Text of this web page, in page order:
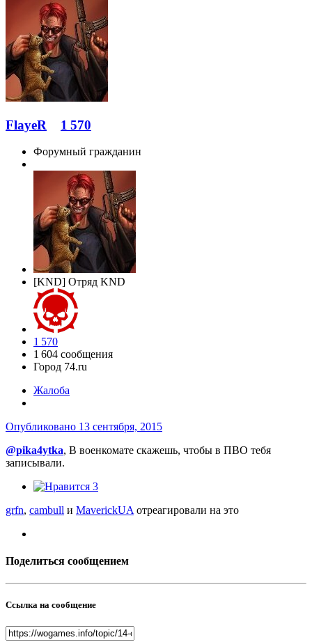
FlayeR 1 570
Форумный гражданин
[KND] Отряд KND
1 570
1 604 сообщения
Город 74.ru
Жалоба
Опубликовано 13 сентября, 2015
@pika4ytka, В военкомате скажешь, чтобы в ПВО тебя
записывали.
3
grfn, cambull и MaverickUA отреагировали на это
Поделиться сообщением
Ссылка на сообщение